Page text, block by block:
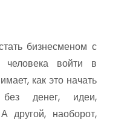
бизнесменом с
человека войти в
как это начать
денег, идеи,
другой, наоборот,